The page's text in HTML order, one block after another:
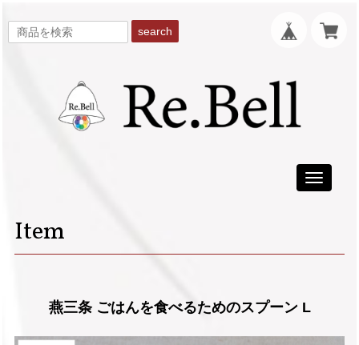
search
Toggle
Item
燕三条 ごはんを食べるためのスプーン L